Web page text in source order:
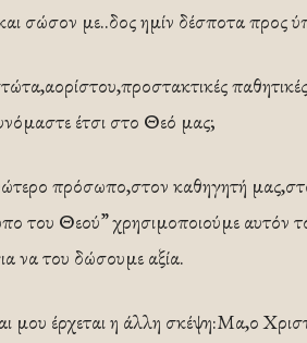
σώσον με..δος ημίν δέσποτα προς
έτσι στο Θεό μας;
πρόσωπο,στον καθηγητή
του Θεού” χρησιμοποιούμε αυτόν
να του δώσουμε αξία.
μου έρχεται η άλλη σκέψη:Μα,ο